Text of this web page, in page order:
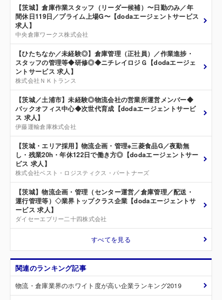
【茨城】倉庫作業スタッフ（リーダー候補）〜日勤のみ／年
間休日119日／プライム上場G〜【dodaエージェントサービス
求人】
中央倉庫ワークス株式会社
【ひたちなか／未経験◎】倉庫管理（正社員）／作業進捗・
スタッフの管理等◆研修◎◆ニチレイロジＧ【dodaエージェ
ントサービス 求人】
株式会社ＮＫトランス
【茨城／土浦市】未経験◎物流会社の営業所運営メンバー◆
バックオフィス中心◆次世代育成【dodaエージェントサービ
ス 求人】
伊藤運輸倉庫株式会社
【茨城・エリア採用】物流企画・管理※三菱食品G／夜勤無
し・残業20h・年休122日で働き方◎【dodaエージェントサー
ビス 求人】
株式会社ベスト・ロジスティクス・パートナーズ
【茨城】物流企画・管理（センター運営／倉庫管理／配送・
運行管理等）◇業界トップクラス企業【dodaエージェントサ
ービス 求人】
ダイセーエブリー二十四株式会社
すべてを見る
関連のランキング記事
物流・倉庫業界のホワイト度が高い企業ランキング2019